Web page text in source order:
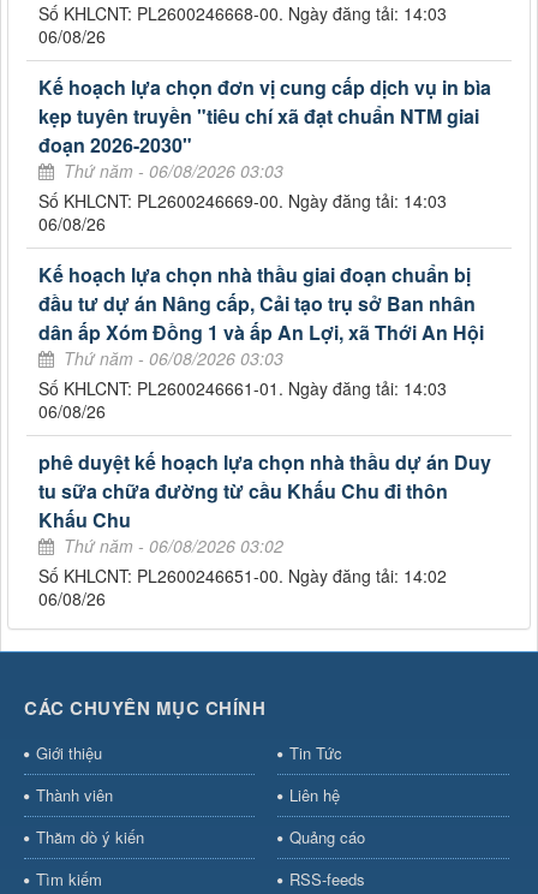
Số KHLCNT: PL2600246668-00. Ngày đăng tải: 14:03
06/08/26
Kế hoạch lựa chọn đơn vị cung cấp dịch vụ in bìa
kẹp tuyên truyền "tiêu chí xã đạt chuẩn NTM giai
đoạn 2026-2030"
Thứ năm - 06/08/2026 03:03
Số KHLCNT: PL2600246669-00. Ngày đăng tải: 14:03
06/08/26
Kế hoạch lựa chọn nhà thầu giai đoạn chuẩn bị
đầu tư dự án Nâng cấp, Cải tạo trụ sở Ban nhân
dân ấp Xóm Đồng 1 và ấp An Lợi, xã Thới An Hội
Thứ năm - 06/08/2026 03:03
Số KHLCNT: PL2600246661-01. Ngày đăng tải: 14:03
06/08/26
phê duyệt kế hoạch lựa chọn nhà thầu dự án Duy
tu sữa chữa đường từ cầu Khấu Chu đi thôn
Khấu Chu
Thứ năm - 06/08/2026 03:02
Số KHLCNT: PL2600246651-00. Ngày đăng tải: 14:02
06/08/26
CÁC CHUYÊN MỤC CHÍNH
Giới thiệu
Tin Tức
Thành viên
Liên hệ
Thăm dò ý kiến
Quảng cáo
Tìm kiếm
RSS-feeds